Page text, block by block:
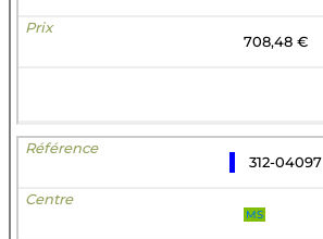
708,48 €
312-04097
MS